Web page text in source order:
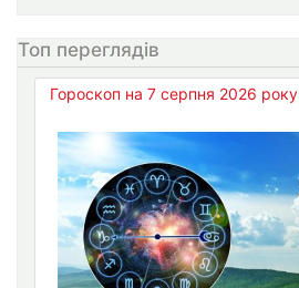
Топ переглядів
Гороскоп на 7 серпня 2026 року